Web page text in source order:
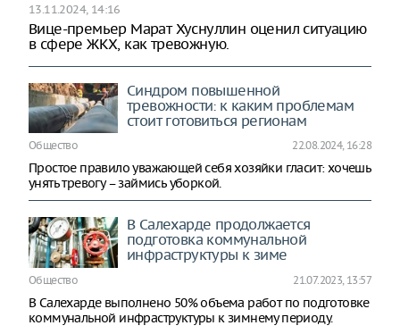
13.11.2024, 14:16
Вице-премьер Марат Хуснуллин оценил ситуацию
в сфере ЖКХ, как тревожную.
Синдром повышенной
тревожности: к каким проблемам
стоит готовиться регионам
Общество 22.08.2024, 16:28
Простое правило уважающей себя хозяйки гласит: хочешь
унять тревогу – займись уборкой.
В Салехарде продолжается
подготовка коммунальной
инфраструктуры к зиме
Общество 21.07.2023, 13:57
В Салехарде выполнено 50% объема работ по подготовке
коммунальной инфраструктуры к зимнему периоду.